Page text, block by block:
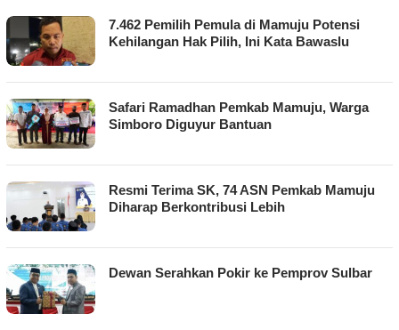
7.462 Pemilih Pemula di Mamuju Potensi
Kehilangan Hak Pilih, Ini Kata Bawaslu
Safari Ramadhan Pemkab Mamuju, Warga
Simboro Diguyur Bantuan
Resmi Terima SK, 74 ASN Pemkab Mamuju
Diharap Berkontribusi Lebih
Dewan Serahkan Pokir ke Pemprov Sulbar